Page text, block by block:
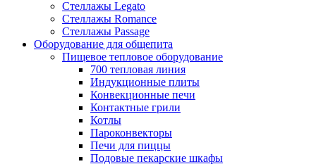
Стеллажы Legato
Стеллажы Romance
Стеллажы Passage
Оборудование для общепита
Пищевое тепловое оборудование
700 тепловая линия
Индукционные плиты
Конвекционные печи
Контактные грили
Котлы
Пароконвекторы
Печи для пиццы
Подовые пекарские шкафы